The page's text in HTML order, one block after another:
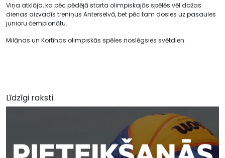
Viņa atklāja, ka pēc pēdējā starta olimpiskajās spēlēs vēl dažas
dienas aizvadīs treniņus Anterselvā, bet pēc tam dosies uz pasaules
junioru čempionātu.
Milānas un Kortīnas olimpiskās spēles noslēgsies svētdien.
Līdzīgi raksti